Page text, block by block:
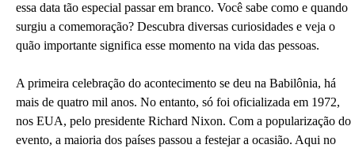
essa data tão especial passar em branco. Você sabe como e quando
surgiu a comemoração? Descubra diversas curiosidades e veja o
quão importante significa esse momento na vida das pessoas.
A primeira celebração do acontecimento se deu na Babilônia, há
mais de quatro mil anos. No entanto, só foi oficializada em 1972,
nos EUA, pelo presidente Richard Nixon. Com a popularização do
evento, a maioria dos países passou a festejar a ocasião. Aqui no